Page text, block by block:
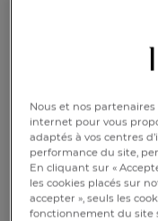
FR
BE
Jacquard 6
couleurs
Multicolore
Nous et nos
internet pour vous
adaptés à vos centres
performance du site,
En cliquant sur «
les cookies placés sur
accepter », seuls les
fonctionnement du site